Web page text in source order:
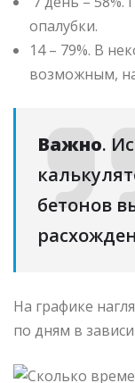
опалубки.
14 – 79%. В
возможным,
Важно.
бетонов
На графике
по дням в